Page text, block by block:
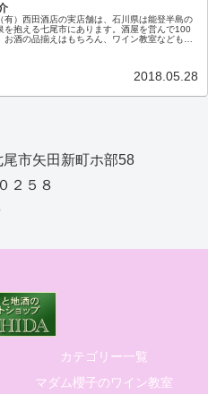
有）西田酒店の実店舗は、石川県は能登半島の
を抱える七尾市にあります。酒屋を営んで100
お酒の品揃えはもちろん、ワイン教室なども随
2018.05.28
市矢田新町ホ部58
２５８
カテゴリー一覧
マダム櫻子のワイン教室